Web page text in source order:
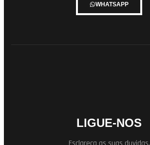
WHATSAPP
LIGUE-NOS